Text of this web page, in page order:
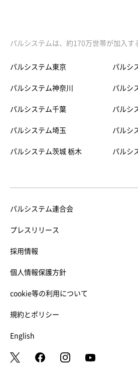
パルシステムは、約170万世帯が加入す
パルシステム東京
パルシステム神奈川
パルシステム千葉
パルシステム埼玉
パルシステム茨城 栃木
パルシ
パルシ
パルシ
パルシ
パルシ
パルシステム連合会
プレスリリース
採用情報
個人情報保護方針
cookie等の利用について
規約とポリシー
English